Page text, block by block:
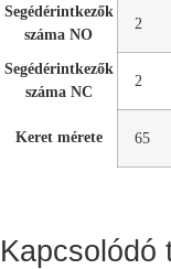
Segédérintkezők
száma NO
2
Segédérintkezők
száma NC
2
Keret mérete 65
Kapcsolódó